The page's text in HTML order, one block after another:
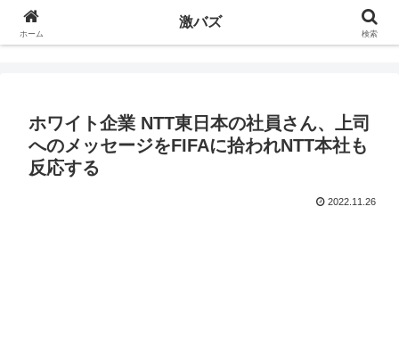
ホワイト企業 NTT東日本の社員さん、上司
へのメッセージをFIFAに拾われNTT本社も
反応する
2022.11.26
ホーム
激バズ
検索